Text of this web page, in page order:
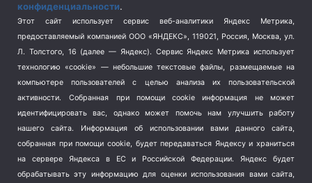
Спорт (740)
Терроризм (1)
Транспорт (262)
Туризм (178)
Флот (76)
Школа и спорт (2)
Экология (8)
Экономика (1172)
конфиденциальности.
Этот сайт использует сервис веб-аналитики Яндекс Метрика,
предоставляемый компанией ООО «ЯНДЕКС», 119021, Россия, Москва, ул.
Л. Толстого, 16 (далее — Яндекс). Сервис Яндекс Метрика использует
технологию «cookie» — небольшие текстовые файлы, размещаемые на
компьютере пользователей с целью анализа их пользовательской
активности.
Собранная при помощи cookie информация не может
идентифицировать вас, однако может помочь нам улучшить работу
нашего сайта. Информация об использовании вами данного сайта,
собранная при помощи cookie, будет передаваться Яндексу и храниться
на сервере Яндекса в ЕС и Российской Федерации. Яндекс будет
обрабатывать эту информацию для оценки использования вами сайта,